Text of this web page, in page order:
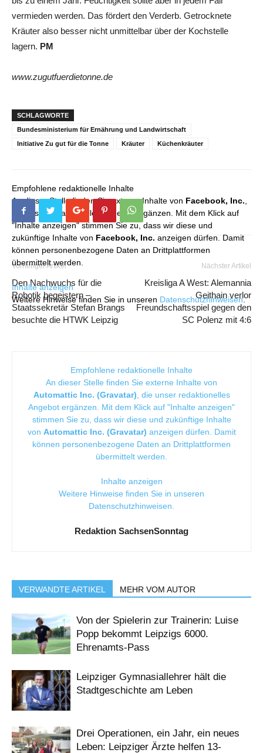
vermieden werden. Das fördert den Verderb. Getrocknete
Kräuter also besser nicht unmittelbar über der Kochstelle
lagern. PM
www.zugutfuerdietonne.de
SCHLAGWORTE
Bundesministerium für Ernährung und Landwirtschaft
Initiative Zu gut für die Tonne
Kräuter Küchenkräuter
Empfohlene redaktionelle Inhalte
An dieser Stelle finden Sie externe Inhalte von Facebook, Inc.
die unser redaktionelles Angebot ergänzen. Mit dem Klick auf
"Inhalte anzeigen" stimmen Sie zu, dass wir diese und
zukünftige Inhalte von Facebook, Inc. anzeigen dürfen. Damit
können personenbezogene Daten an Drittplattformen
übermittelt werden.
Inhalte anzeigen
Weitere Hinweise finden Sie in unseren Datenschutzhinweisen.
Vorheriger Artikel
Den Nachwuchs für die
Robotik begeistern –
Staatssekretär Stefan Brangs
besuchte die HTWK Leipzig
Nächster Artikel
Kreisliga A West: Alemannia
Geithain verlor
Freundschaftsspiel gegen den
SC Polenz mit 4:6
Empfohlene redaktionelle Inhalte
An dieser Stelle finden Sie externe Inhalte von
Automattic Inc. (Gravatar) , die unser redaktionelles
Angebot ergänzen. Mit dem Klick auf "Inhalte anzeigen"
stimmen Sie zu, dass wir diese und zukünftige Inhalte
von Automattic Inc. (Gravatar) anzeigen dürfen. Damit
können personenbezogene Daten an Drittplattformen
übermittelt werden.
Inhalte anzeigen
Weitere Hinweise finden Sie in unseren
Datenschutzhinweisen
Redaktion SachsenSonntag
VERWANDTE ARTIKEL MEHR VOM AUTOR
Von der Spielerin zur Trainerin: Luise
Popp bekommt Leipzigs 6000.
Ehrenamts-Pass
Leipziger Gymnasiallehrer hält die
Stadtgeschichte am Leben
Drei Operationen, ein Jahr, ein neues
Leben: Leipziger Ärzte helfen 13-